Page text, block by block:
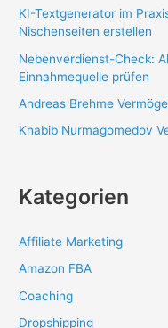
KI-Textgenerator im
Nischenseiten erstellen
Nebenverdienst-Check:
Einnahmequelle prüfen
Andreas Brehme
Khabib Nurmagomedov
Kategorien
Affiliate Marketing
Amazon FBA
Coaching
Dropshipping